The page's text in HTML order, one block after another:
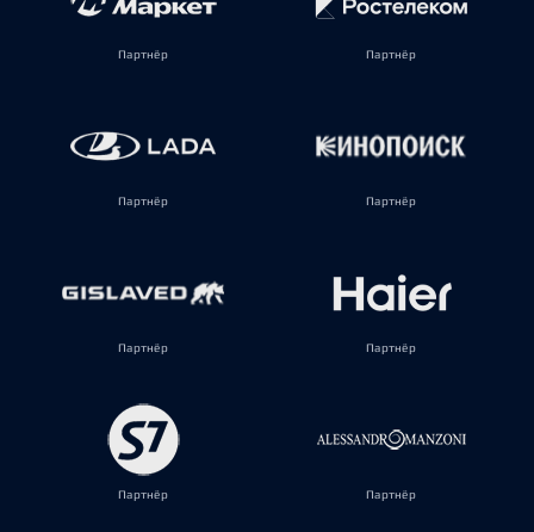
Партнёр Партнёр
Партнёр Партнёр
Партнёр Партнёр
Партнёр Партнёр